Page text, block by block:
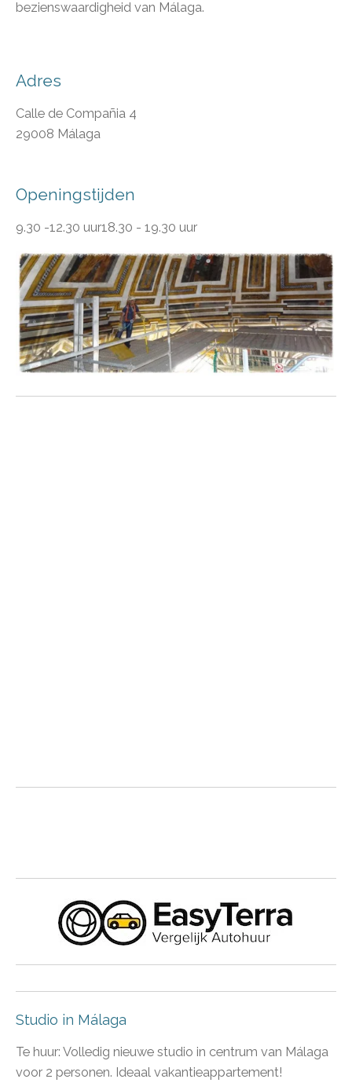
bezienswaardigheid van Málaga.
Adres
Calle de Compañia 4
29008 Málaga
Openingstijden
9.30 -12.30 uur18.30 - 19.30 uur
Studio in Málaga
Te huur: Volledig nieuwe studio in centrum van Málaga
voor 2 personen. Ideaal vakantieappartement!